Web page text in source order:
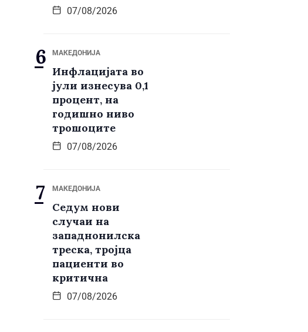
07/08/2026
МАКЕДОНИЈА
Инфлацијата во
јули изнесува 0,1
процент, на
годишно ниво
трошоците
07/08/2026
МАКЕДОНИЈА
Седум нови
случаи на
западнонилска
треска, тројца
пациенти во
критична
07/08/2026